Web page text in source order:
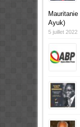
Ayuk)
5 juillet 2022